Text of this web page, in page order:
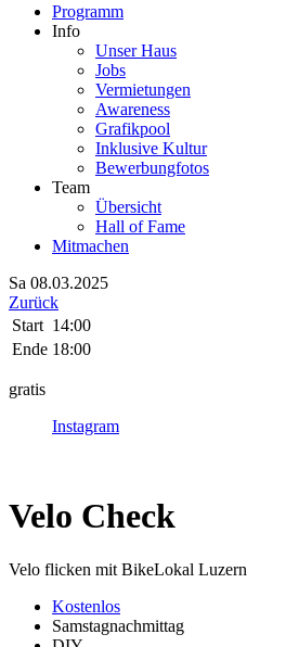
Programm
Info
Unser Haus
Jobs
Vermietungen
Awareness
Grafikpool
Inklusive Kultur
Bewerbungfotos
Team
Übersicht
Hall of Fame
Mitmachen
Sa 08.03.2025
Zurück
Start 14:00
Ende 18:00
gratis
Instagram
Velo Check
Velo flicken mit BikeLokal Luzern
Kostenlos
Samstagnachmittag